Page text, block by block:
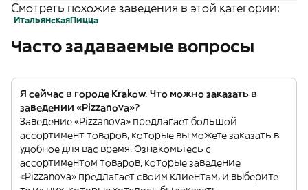
Смотреть похожие заведения в этой категории:
ИтальянскаяПицца
Часто задаваемые вопросы
Я сейчас в городе Krakow. Что можно заказать в
заведении «Pizzanova»?
Заведение «Pizzanova» предлагает большой
ассортимент товаров, которые вы можете заказать в
удобное для вас время. Ознакомьтесь с
ассортиментом товаров, которые заведение
«Pizzanova» предлагает своим клиентам, и выберите